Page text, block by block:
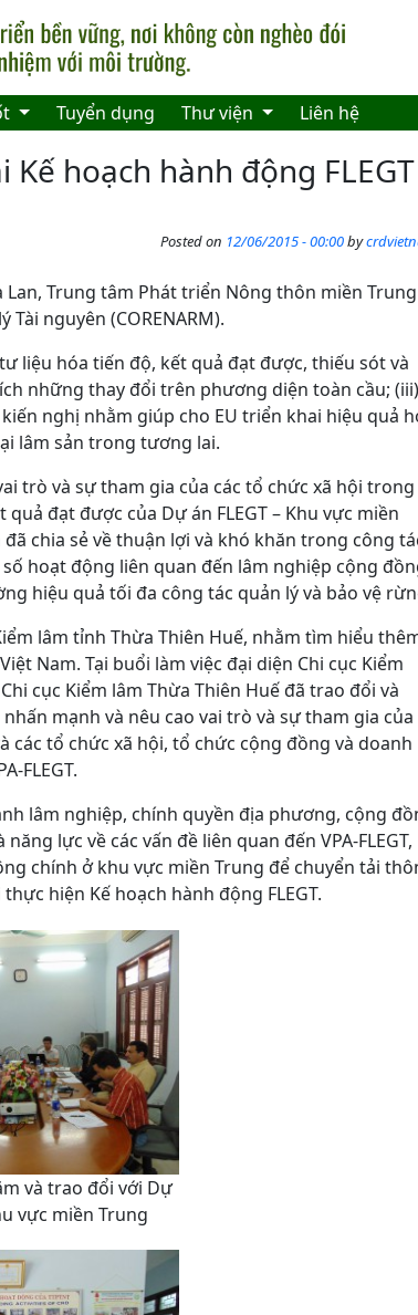
Tuyển dụng Thư viện Liên hệ
hoạch hành động FLEGT
Posted on 12/06/2015 - 00:00by
Lan, Trung tâm Phát triển Nông thôn miền Trung
nguyên (CORENARM).
liệu hóa tiến độ, kết quả đạt được, thiếu sót và
những thay đổi trên phương diện toàn cầu; (iii)
nghị nhằm giúp cho EU triển khai hiệu quả
lâm sản trong tương lai.
trò và sự tham gia của các tổ chức xã hội trong
đạt được của Dự án FLEGT – Khu vực miền
chia sẻ về thuận lợi và khó khăn trong công
hoạt động liên quan đến lâm nghiệp cộng
hiệu quả tối đa công tác quản lý và bảo vệ
lâm tỉnh Thừa Thiên Huế, nhằm tìm hiểu
Nam. Tại buổi làm việc đại diện Chi cục Kiểm
cục Kiểm lâm Thừa Thiên Huế đã trao đổi và
mạnh và nêu cao vai trò và sự tham gia của
các tổ chức xã hội, tổ chức cộng đồng và doanh
FLEGT.
lâm nghiệp, chính quyền địa phương, cộng
lực về các vấn đề liên quan đến VPA-FLEGT,
chính ở khu vực miền Trung để chuyển tải
hiện Kế hoạch hành động FLEGT.
và trao đổi với Dự
vực miền Trung